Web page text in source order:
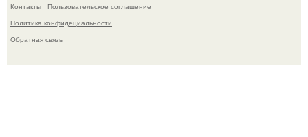
Контакты
Пользовательское соглашение
Политика конфидециальности
Обратная связь